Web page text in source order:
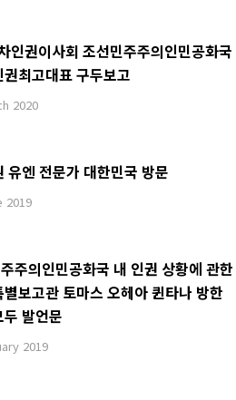
인권이사회 조선민주주의인민공화국
최고대표 구두보고
2020
유엔 전문가 대한민국 방문
2019
주의인민공화국 내 인권 상황에 관한
보고관 토마스 오헤아 퀸타나 방한
두 발언문
2019